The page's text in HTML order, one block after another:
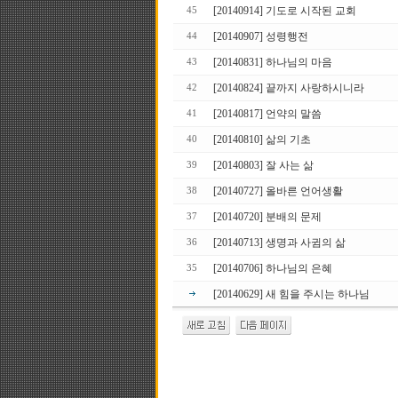
45 [20140914] 기도로 시작된 교회
44 [20140907] 성령행전
43 [20140831] 하나님의 마음
42 [20140824] 끝까지 사랑하시니라
41 [20140817] 언약의 말씀
40 [20140810] 삶의 기초
39 [20140803] 잘 사는 삶
38 [20140727] 올바른 언어생활
37 [20140720] 분배의 문제
36 [20140713] 생명과 사귐의 삶
35 [20140706] 하나님의 은혜
[20140629] 새 힘을 주시는 하나님